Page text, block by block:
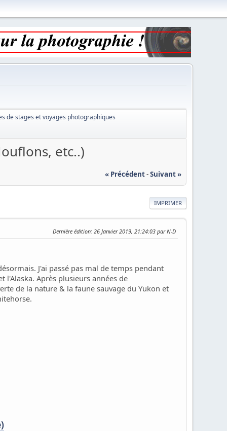
de stages et voyages photographiques
etc..)
« Précédent-Suivant »
IMPRIMER
Dernière édition: 26 Janvier 2019, 21:24:03 par N-D
J'ai passé pas mal de temps pendant
l'Alaska. Après plusieurs années de
de la nature & la faune sauvage du Yukon et